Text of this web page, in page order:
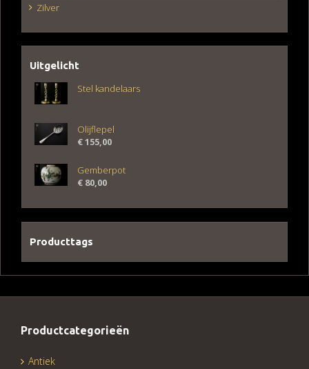
Zilver
Uitgelicht
Stel kandelaars
Olijflepel
€155,00
Gemberpot
€ 80,00
Producttags
Productcategorieën
Antiek